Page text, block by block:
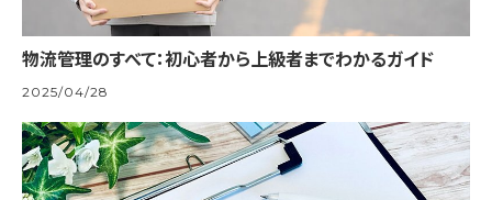
物流管理のすべて：初心者から上級者までわかるガイド
2025/04/28